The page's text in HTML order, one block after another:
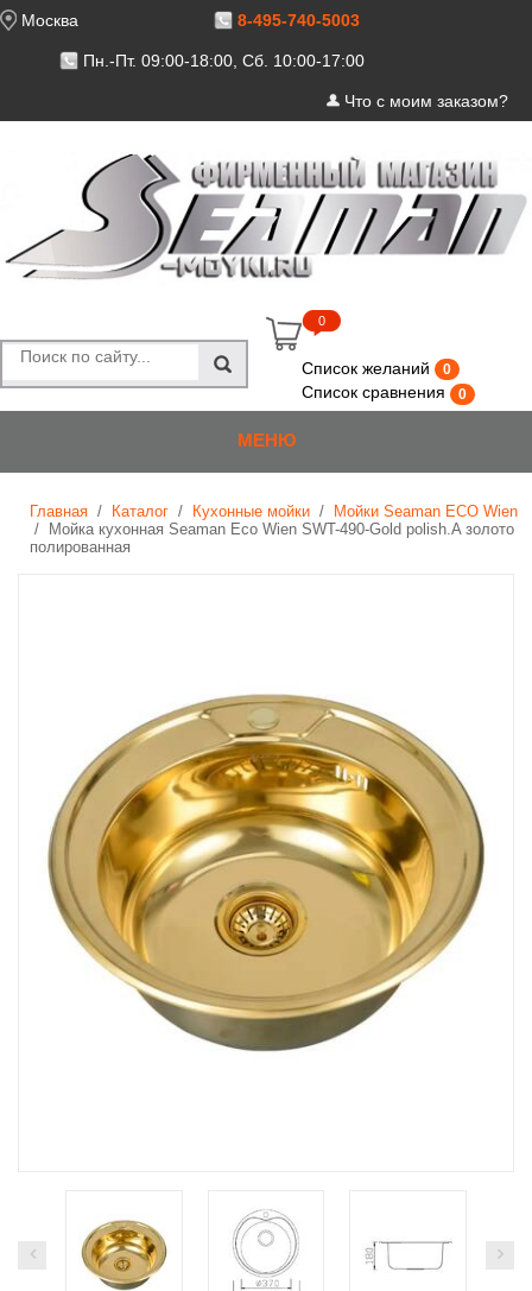
Москва 8-495-740-5003
Пн.-Пт. 09:00-18:00, Сб. 10:00-17:00
Что с моим заказом?
Cart
0
Список желаний 0
Список сравнения 0
МЕНЮ
Главная / Каталог / Кухонные мойки / Мойки Seaman ECO Wien
/ Мойка кухонная Seaman Eco Wien SWT-490-Gold polish.A золото
полированная